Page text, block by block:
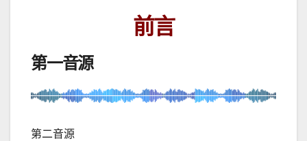
前言
第一音源
第二音源